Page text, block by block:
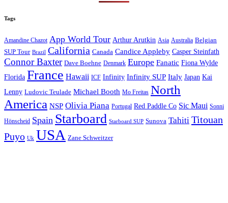
Tags
Amandine Chazot App World Tour Arthur Arutkin Asia Australia Belgian
SUP Tour Brazil California Canada Candice Appleby Casper Steinfath
Connor Baxter Dave Boehne Denmark Europe Fanatic Fiona Wylde
Florida France Hawaii ICF Infinity Infinity SUP Italy Japan Kai
Lenny Ludovic Teulade Michael Booth Mo Freitas North
America NSP Olivia Piana Portugal Red Paddle Co Sic Maui Sonni
Hönscheid Spain Starboard Starboard SUP Sunova Tahiti Titouan
Puyo Uk USA Zane Schweitzer